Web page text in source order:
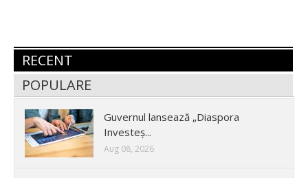
RECENT
POPULARE
Guvernul lansează „Diaspora
Investeș...
Aug 08, 2026